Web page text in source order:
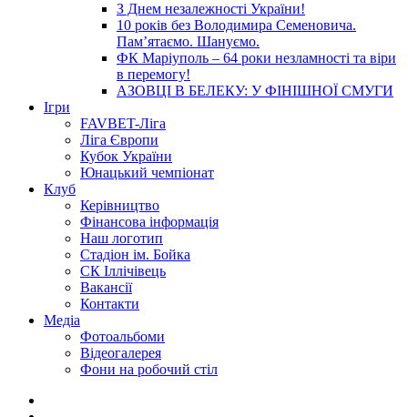
З Днем незалежності України!
10 років без Володимира Семеновича.
Пам’ятаємо. Шануємо.
ФК Маріуполь – 64 роки незламності та віри
в перемогу!
АЗОВЦІ В БЕЛЕКУ: У ФІНІШНОЇ СМУГИ
Ігри
FAVBET-Ліга
Ліга Європи
Кубок України
Юнацький чемпіонат
Клуб
Керівництво
Фінансова інформація
Наш логотип
Стадіон ім. Бойка
СК Іллічівець
Вакансії
Контакти
Медіа
Фотоальбоми
Відеогалерея
Фони на робочий стіл